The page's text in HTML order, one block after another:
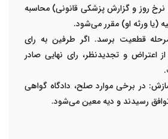
روز و گزارش پزشکی قانونی) محاسبه
(یا ورثه او) مقرر می‌شود.
قطعیت برسد. اگر طرفین به رای
اعتراض و تجدیدنظر، رای نهایی صادر
در برخی موارد صلح، دادگاه گواهی
رسیدند و دیه معین می‌شود.